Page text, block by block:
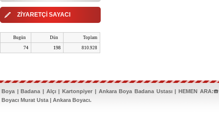
ZİYARETÇİ SAYACI
Bugün Dün Toplam
74 198 810.928
Boya | Badana | Alçı | Kartonpiyer | Ankara Boya Badana Ustası | HEMEN
Boyacı Murat Usta | Ankara Boyacı.